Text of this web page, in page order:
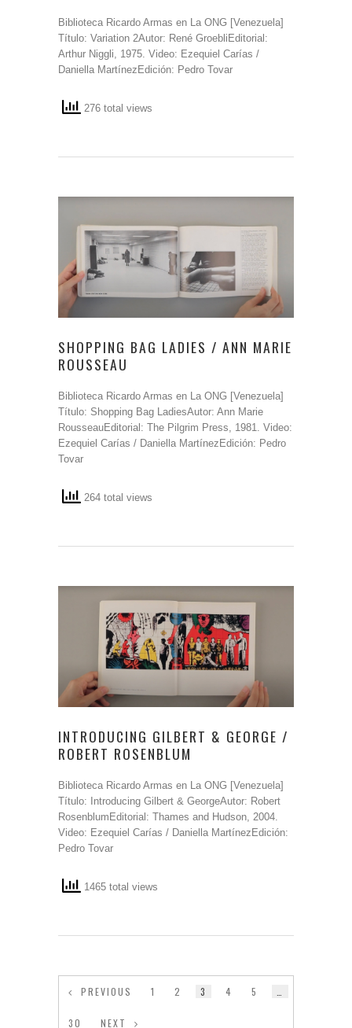
Biblioteca Ricardo Armas en La ONG [Venezuela]
Título: Variation 2Autor: René GroebliEditorial:
Arthur Niggli, 1975. Video: Ezequiel Carías /
Daniella MartínezEdición: Pedro Tovar
276 total views
SHOPPING BAG LADIES / ANN MARIE
ROUSSEAU
Biblioteca Ricardo Armas en La ONG [Venezuela]
Título: Shopping Bag LadiesAutor: Ann Marie
RousseauEditorial: The Pilgrim Press, 1981. Video:
Ezequiel Carías / Daniella MartínezEdición: Pedro
Tovar
264 total views
INTRODUCING GILBERT & GEORGE /
ROBERT ROSENBLUM
Biblioteca Ricardo Armas en La ONG [Venezuela]
Título: Introducing Gilbert & GeorgeAutor: Robert
RosenblumEditorial: Thames and Hudson, 2004.
Video: Ezequiel Carías / Daniella MartínezEdición:
Pedro Tovar
1465 total views
PREVIOUS 1 2 3 4 5
30 NEXT